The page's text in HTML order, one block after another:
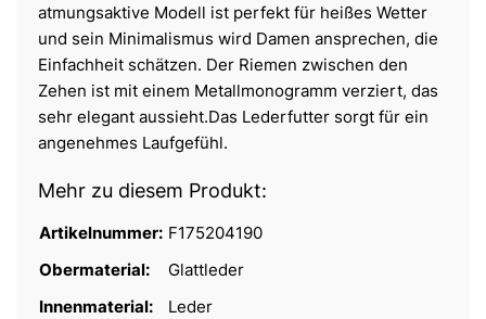
atmungsaktive Modell ist perfekt für heißes Wetter
und sein Minimalismus wird Damen ansprechen, die
Einfachheit schätzen. Der Riemen zwischen den
Zehen ist mit einem Metallmonogramm verziert, das
sehr elegant aussieht.Das Lederfutter sorgt für ein
angenehmes Laufgefühl.
Mehr zu diesem Produkt:
Artikelnummer: F175204190
Obermaterial:
Glattleder
Innenmaterial:
Leder